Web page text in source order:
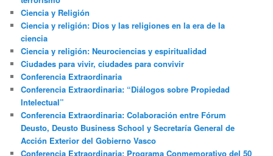
Ciencia y Religión
Ciencia y religión: Dios y las religiones en la era de la
ciencia
Ciencia y religión: Neurociencias y espiritualidad
Ciudades para vivir, ciudades para convivir
Conferencia Extraordinaria
Conferencia Extraordinaria: “Diálogos sobre Propiedad
Intelectual”
Conferencia Extraordinaria: Colaboración entre Fórum
Deusto, Deusto Business School y Secretaría General de
Acción Exterior del Gobierno Vasco
Conferencia Extraordinaria: Programa Conmemorativo del 50